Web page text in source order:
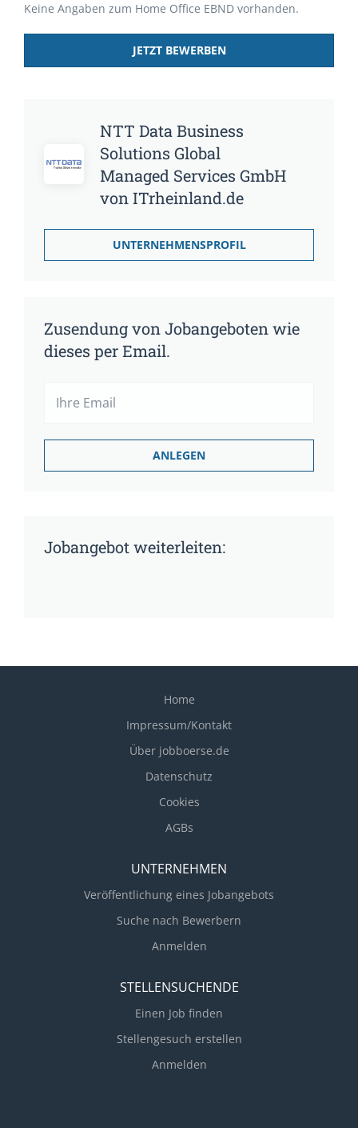
Keine Angaben zum Home Office EBND vorhanden.
JETZT BEWERBEN
NTT Data Business
Solutions Global
Managed Services GmbH
von ITrheinland.de
UNTERNEHMENSPROFIL
Zusendung von Jobangeboten wie
dieses per Email.
Jobangebot weiterleiten:
Home
Impressum/Kontakt
Über jobboerse.de
Datenschutz
Cookies
AGBs
UNTERNEHMEN
Veröffentlichung eines Jobangebots
Suche nach Bewerbern
Anmelden
STELLENSUCHENDE
Einen Job finden
Stellengesuch erstellen
Anmelden